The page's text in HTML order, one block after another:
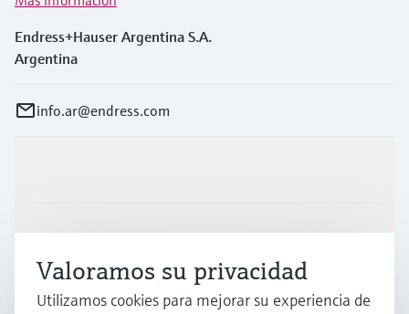
Endress+Hauser Argentina S.A.
Argentina
info.ar@endress.com
Industrias
Soporte
Valoramos su privacidad
Utilizamos cookies para mejorar su experiencia de